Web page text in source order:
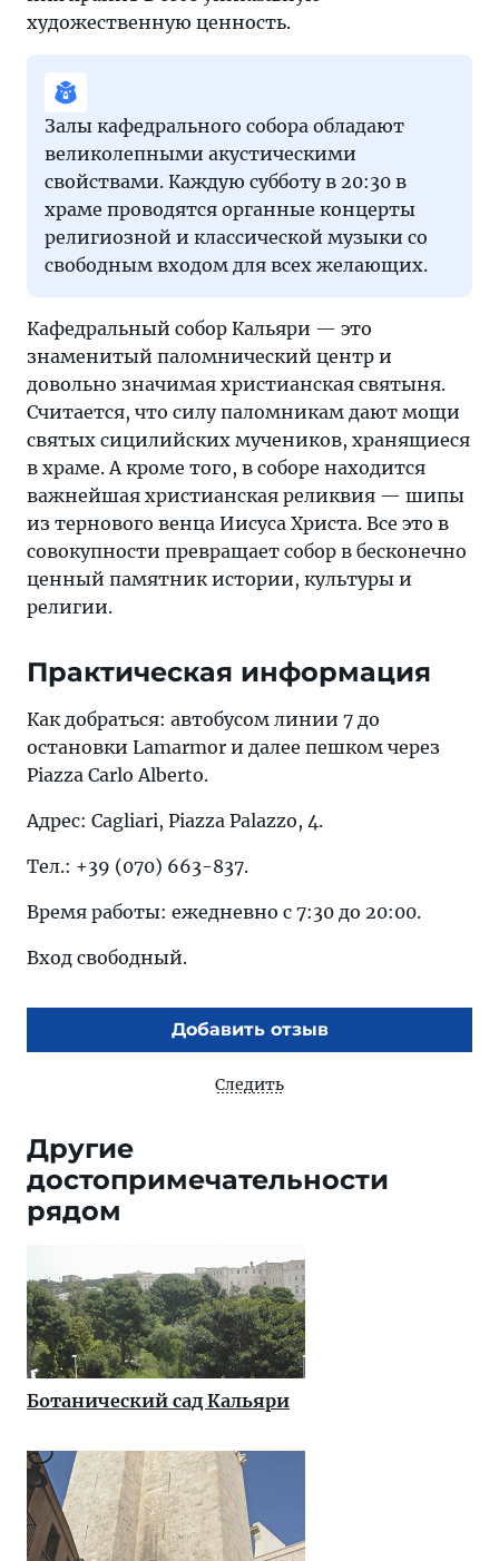
художественную ценность.
Залы кафедрального собора обладают
великолепными акустическими
свойствами. Каждую субботу в 20:30 в
храме проводятся органные концерты
религиозной и классической музыки со
свободным входом для всех желающих.
Кафедральный собор Кальяри — это
знаменитый паломнический центр и
довольно значимая христианская святыня.
Считается, что силу паломникам дают мощи
святых сицилийских мучеников, хранящиеся
в храме. А кроме того, в соборе находится
важнейшая христианская реликвия — шипы
из тернового венца Иисуса Христа. Все это в
совокупности превращает собор в бесконечно
ценный памятник истории, культуры и
религии.
Практическая информация
Как добраться: автобусом линии 7 до
остановки Lamarmor и далее пешком через
Piazza Carlo Alberto.
Адрес: Cagliari, Piazza Palazzo, 4.
Тел.: +39 (070) 663-837.
Время работы: ежедневно с 7:30 до 20:00.
Вход свободный.
Добавить отзыв
Следить
Другие
достопримечательности
рядом
Ботанический сад Кальяри